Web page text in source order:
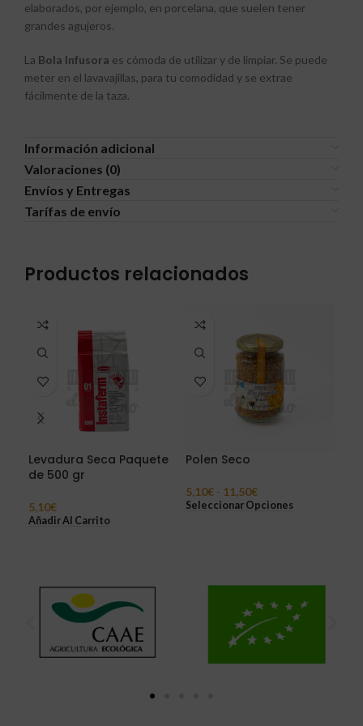
elaborados, por ejemplo, en porcelana, que suelen tener
grandes agujeros.
La Bola Infusora es cómoda de utilizar y de limpiar. Se puede
meter en el lavavajillas, para tu comodidad y se extrae
fácilmente de la taza.
Información adicional
Valoraciones (0)
Envíos y Entregas
Tarífas de envío
Productos relacionados
Levadura Seca Paquete
de 500 gr
5,10€
Añadir Al Carrito
Polen Seco
5,10€ - 11,50€
Seleccionar Opciones